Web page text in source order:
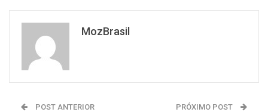
MozBrasil
POST ANTERIOR PRÓXIMO POST